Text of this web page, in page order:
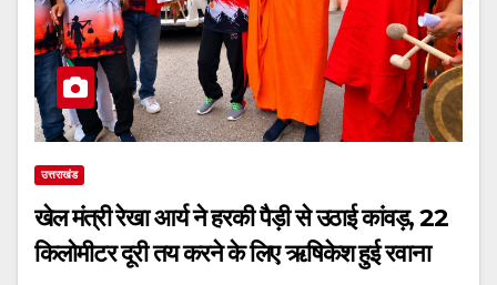
उत्तराखंड
खेल मंत्री रेखा आर्य ने हरकी पैड़ी से उठाई कांवड़, 22
किलोमीटर दूरी तय करने के लिए ऋषिकेश हुई रवाना